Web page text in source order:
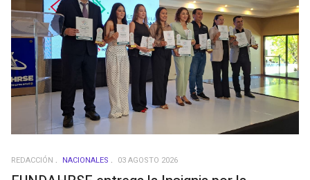
REDACCIÓN NACIONALES 03 AGOSTO 2026